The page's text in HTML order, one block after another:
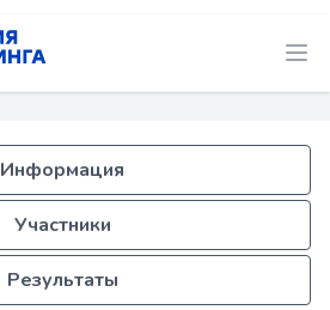
Информация
Участники
Результаты